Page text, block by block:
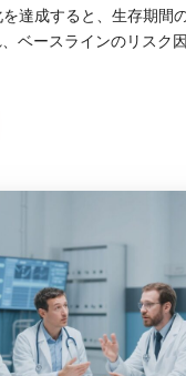
達成すると、生存期間
ベースラインのリスク